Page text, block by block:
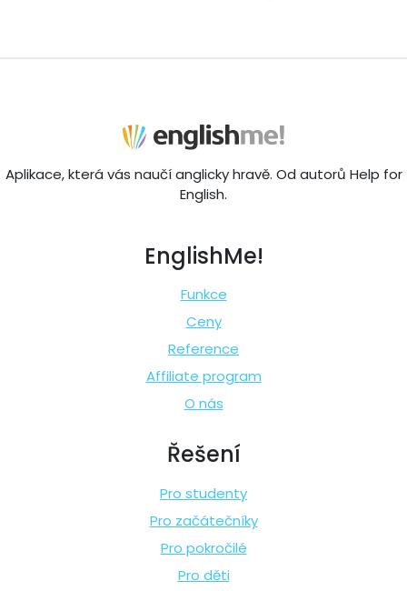
Aplikace, která vás naučí anglicky hravě. Od autorů Help for
English.
EnglishMe!
Funkce
Ceny
Reference
Affiliate program
O nás
Řešení
Pro studenty
Pro začátečníky
Pro pokročilé
Pro děti